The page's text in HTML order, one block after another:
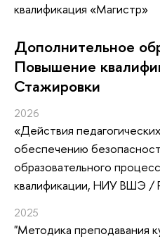
квалификация «Магистр»
Дополнительное
Повышение
Стажировки
2026
«Действия
обеспечению
образовательного
квалификации, НИУ ВШЭ /
2025
"Методика преподавания